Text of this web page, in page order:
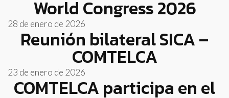
World Congress 2026
28 de enero de 2026
Reunión bilateral SICA –
COMTELCA
23 de enero de 2026
COMTELCA participa en el